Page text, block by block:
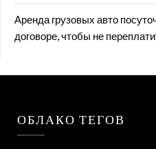
Аренда грузовых авто
договоре, чтобы не
ОБЛАКО ТЕГОВ